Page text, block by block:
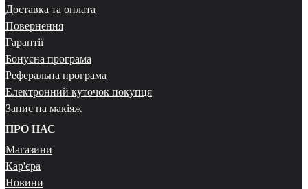
Доставка та оплата
Повернення
Гарантії
Бонусна програма
Реферальна програма
Електронний куточок покупця
Запис на макіяж
ПРО НАС
Магазини
Кар'єра
Новини